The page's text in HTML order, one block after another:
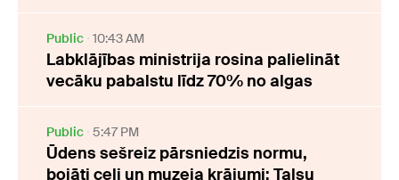
Public 10:43 AM
Labklājības ministrija rosina palielināt
vecāku pabalstu līdz 70% no algas
Public 5:47 PM
Ūdens sešreiz pārsniedzis normu,
bojāti ceļi un muzeja krājumi: Talsu